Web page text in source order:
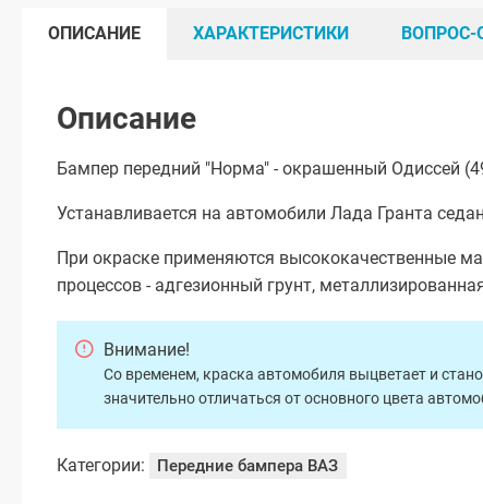
ОПИСАНИЕ ХАРАКТЕРИСТИКИ ВОПРОС-
Описание
Бампер передний "Норма" - окрашенный Одиссей
Устанавливается на автомобили Лада Гранта
При окраске применяются высококачественные
процессов - адгезионный грунт,
Внимание!
Со временем, краска автомобиля выцветает и
значительно отличаться от основного цвета
Категории: Передние бампера ВАЗ